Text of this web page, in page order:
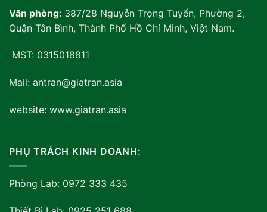
Văn phòng: 387/28 Nguyễn Trọng Tuyển, Phường 2,
Quận Tân Bình, Thành Phố Hồ Chí Minh, Việt Nam.
MST: 0315018811
Mail: antran@giatran.asia
website: www.giatran.asia
PHỤ TRÁCH KINH DOANH:
Phòng Lab: 0972 333 435